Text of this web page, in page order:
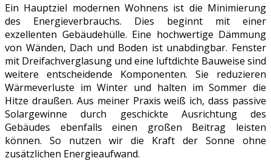
Ein Hauptziel modernen Wohnens ist die Minimierung
des Energieverbrauchs. Dies beginnt mit einer
exzellenten Gebäudehülle. Eine hochwertige Dämmung
von Wänden, Dach und Boden ist unabdingbar. Fenster
mit Dreifachverglasung und eine luftdichte Bauweise sind
weitere entscheidende Komponenten. Sie reduzieren
Wärmeverluste im Winter und halten im Sommer die
Hitze draußen. Aus meiner Praxis weiß ich, dass passive
Solargewinne durch geschickte Ausrichtung des
Gebäudes ebenfalls einen großen Beitrag leisten
können. So nutzen wir die Kraft der Sonne ohne
zusätzlichen Energieaufwand.